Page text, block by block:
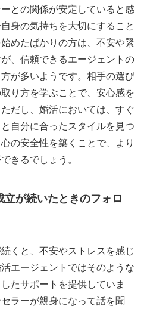
との関係が安定していると感
身の気持ちを大切にすること
めたばかりの方は、不安や緊
、信頼できるエージェントの
が多いようです。相手の選び
り方を学ぶことで、安心感を
だし、婚活においては、すぐ
自分に合ったスタイルを見つ
の安全性を築くことで、より
きるでしょう。
立が続いたときのフォロ
くと、不安やストレスを感じ
エージェントではそのような
たサポートを提供していま
ラーが親身になって話を聞